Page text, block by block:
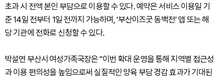
초과 시 전액 본인 부담으로 이용할 수 있다. 예약은 서비스 이용일 기
준 14일 전부터 1일 전까지 가능하며, ‘부산이즈굿 동백전’ 앱 또는 해
당 기관에 전화로 신청할 수 있다.
박설연 부산시 여성가족국장은 “이번 확대 운영을 통해 지역별 접근성
과 이용 편의성을 높임으로써 실질적인 양육 부담 경감 효과가 기대된